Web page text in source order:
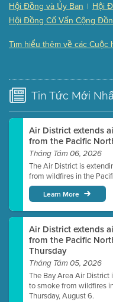
Presentation
Meeting
Submit a
Watch for
Hội Đồng và Ủy Ban | Hội
Hội Đồng Cố Vấn Cộng
Tìm hiểu thêm về các Cuộc
Tin Tức Mới
Air District extends
from the Pacific
Tháng Tám 06, 2026
The Air District is
from wildfires in the
Learn More
Air District extends
from the Pacific
Thursday
Tháng Tám 05, 2026
The Bay Area Air
to smoke from wildfires
Thursday, August 6.